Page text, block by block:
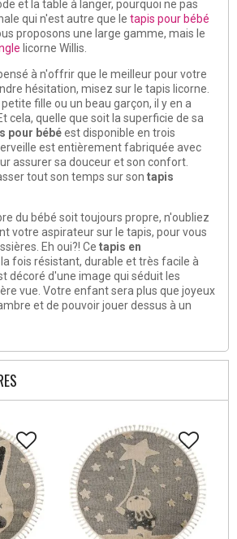
et la table à langer, pourquoi ne pas
qui n'est autre que le tapis pour bébé
proposons une large gamme, mais le
licorne Willis.
à n'offrir que le meilleur pour votre
hésitation, misez sur le tapis licorne.
fille ou un beau garçon, il y en a
cela, quelle que soit la superficie de sa
pour bébéest disponible en trois
est entièrement fabriquée avec
assurer sa douceur et son confort.
tout son temps sur son tapis
du bébé soit toujours propre, n'oubliez
votre aspirateur sur le tapis, pour vous
Eh oui?! Ce tapis en
fois résistant, durable et très facile à
décoré d'une image qui séduit les
vue. Votre enfant sera plus que joyeux
et de pouvoir jouer dessus à un